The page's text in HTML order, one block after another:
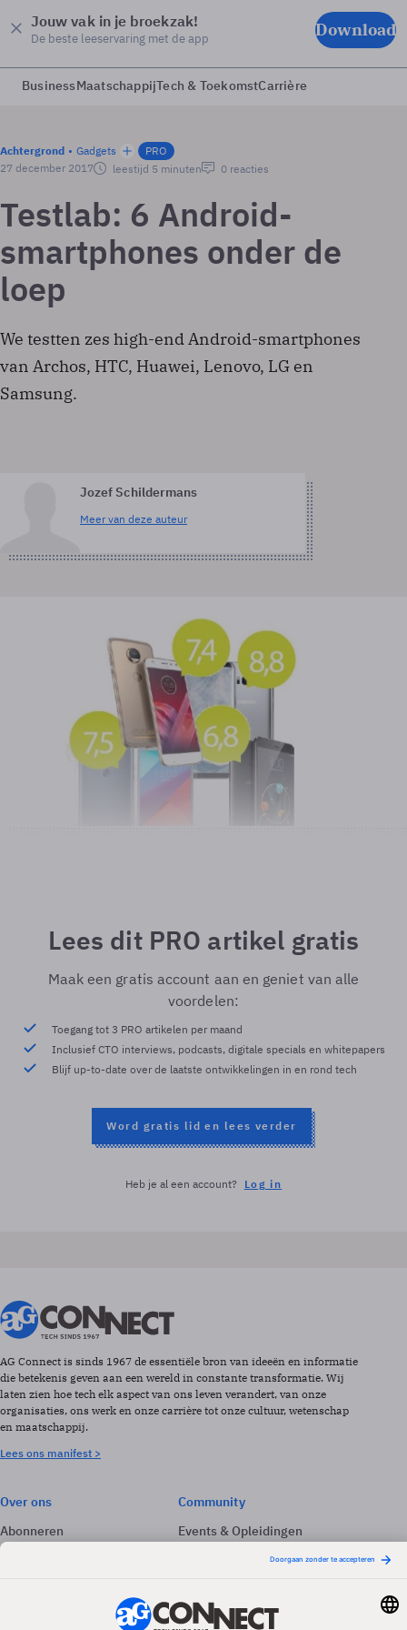
Jouw vak in je broekzak!
De beste leeservaring met de app Download
BusinessMaatschappijTech & ToekomstCarrière
Achtergrond Gadgets
PRO
27 december 2017
leestijd 5 minuten 0 reacties
Testlab: 6 Android-
smartphones onder de
loep
We testten zes high-end Android-smartphones
van Archos, HTC, Huawei, Lenovo, LG en
Samsung.
Jozef Schildermans
Meer van deze auteur
Lees dit PRO artikel gratis
Maak een gratis account aan en geniet van alle
voordelen:
Toegang tot 3 PRO artikelen per maand
Inclusief CTO interviews, podcasts, digitale specials en whitepapers
Blijf up-to-date over de laatste ontwikkelingen in en rond tech
Word gratis lid en lees verder
Heb je al een account? Log in
AG Connect is sinds 1967 de essentiële bron van ideeën en informatie
die betekenis geven aan een wereld in constante transformatie. Wij
laten zien hoe tech elk aspect van ons leven verandert, van onze
organisaties, ons werk en onze carrière tot onze cultuur, wetenschap
en maatschappij.
Lees ons manifest >
Over ons
Abonneren
Adverteren
Community
Events & Opleidingen